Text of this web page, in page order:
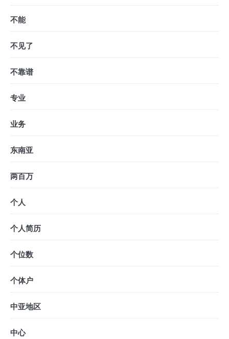
不能
不见了
不靠谱
专业
业务
东南亚
两百万
个人
个人简历
个位数
个体户
中亚地区
中心